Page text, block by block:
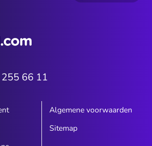
66 11
Algemene voorwaarden
Sitemap